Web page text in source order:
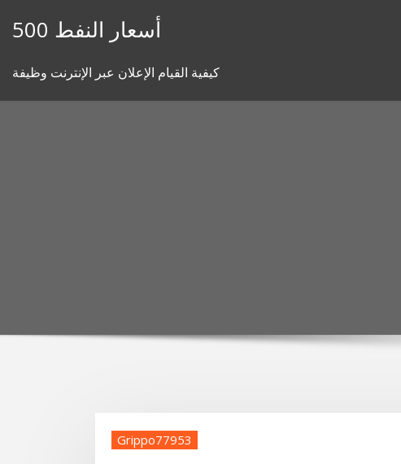
أسعار النفط 500
كيفية القيام الإعلان عبر الإنترنت وظيفة
Grippo77953